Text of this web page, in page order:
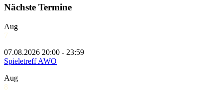
Nächste Termine
Aug
7
07.08.2026 20:00 - 23:59
Spieletreff AWO
Aug
8